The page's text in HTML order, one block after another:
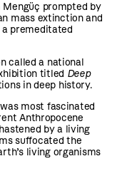
prompted by
mass extinction and
premeditated
called a national
titled Deep
in deep history.
most fascinated
Anthropocene
by a living
suffocated the
living organisms